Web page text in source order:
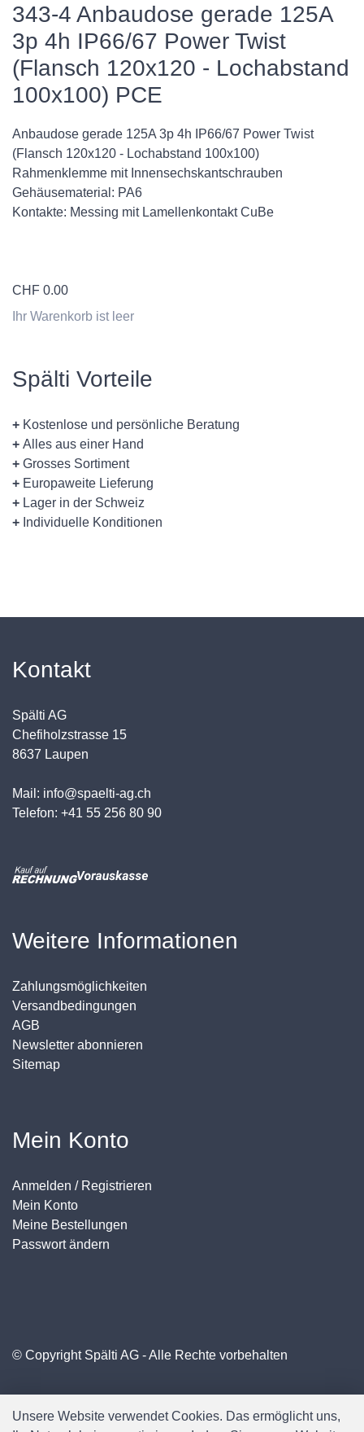
343-4 Anbaudose gerade 125A
3p 4h IP66/67 Power Twist
(Flansch 120x120 - Lochabstand
100x100) PCE
Anbaudose gerade 125A 3p 4h IP66/67 Power Twist
(Flansch 120x120 - Lochabstand 100x100)
Rahmenklemme mit Innensechskantschrauben
Gehäusematerial: PA6
Kontakte: Messing mit Lamellenkontakt CuBe
CHF 0.00
Ihr Warenkorb ist leer
Spälti Vorteile
+ Kostenlose und persönliche Beratung
+ Alles aus einer Hand
+ Grosses Sortiment
+ Europaweite Lieferung
+ Lager in der Schweiz
+ Individuelle Konditionen
Kontakt
Spälti AG
Chefiholzstrasse 15
8637 Laupen
Mail: info@spaelti-ag.ch
Telefon: +41 55 256 80 90
Weitere Informationen
Zahlungsmöglichkeiten
Versandbedingungen
AGB
Newsletter abonnieren
Sitemap
Mein Konto
Anmelden / Registrieren
Mein Konto
Meine Bestellungen
Passwort ändern
© Copyright Spälti AG - Alle Rechte vorbehalten
Unsere Website verwendet Cookies. Das ermöglicht uns,